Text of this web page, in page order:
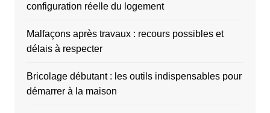
configuration réelle du logement
Malfaçons après travaux : recours possibles et
délais à respecter
Bricolage débutant : les outils indispensables pour
démarrer à la maison